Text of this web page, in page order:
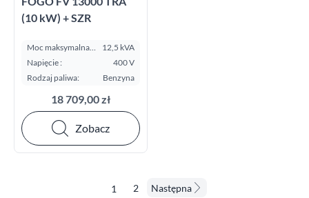
(10 kW) + SZR
Moc maksymalna
E.S.P. kVA:
12,5 kVA
Napięcie :
400 V
Rodzaj paliwa:
Benzyna
18 709,00 zł
Zobacz
1 2 Następna